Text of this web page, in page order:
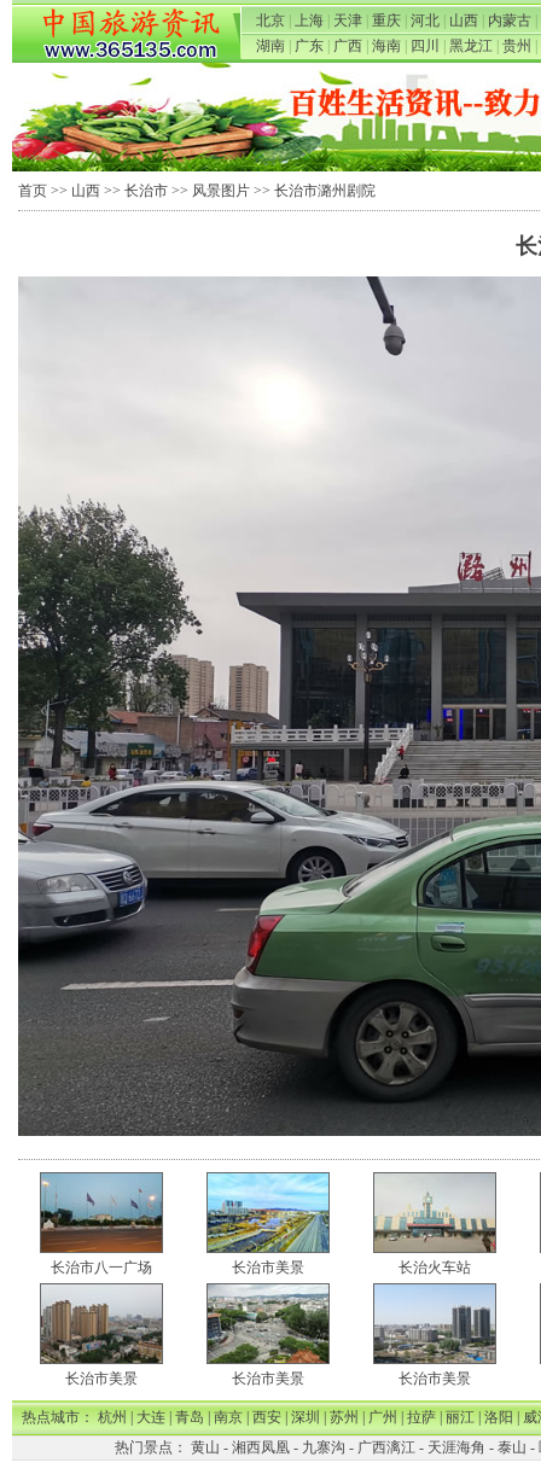
北京 上海 天津 重庆 河北 山西 内蒙古
湖南
广东 广西 海南 四川 黑龙江 贵州
首页 >> 山西 >> 长治市 >> 风景图片 >> 长治市潞州剧院
长治市八一广场 长治市美景 长治火车站
长治市美景 长治市美景 长治市美景
热点城市：杭州|大连|青岛|南京|西安|深圳|苏州|广州|拉萨|丽江|洛阳|威
热门景点： 黄山 - 湘西凤凰- 九寨沟 - 广西漓江- 天涯海角 - 泰山 -